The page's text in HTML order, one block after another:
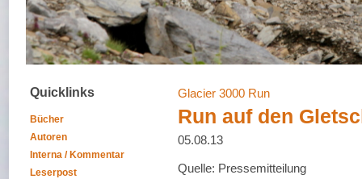
Quicklinks
Bücher
Autoren
Interna / Kommentar
Leserpost
Glacier 3000 Run
Run auf den
05.08.13
Quelle: Pressemitteilung